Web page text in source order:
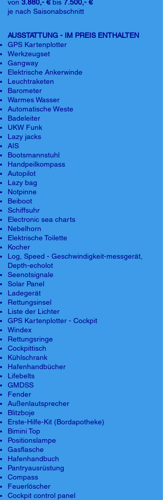
von 3.880,- € bis 7.500,- €
je nach Saisonabschnitt
AUSSTATTUNG - IM PREIS ENTHALTEN
GPS Kartenplotter
Werkzeugset
Gangway
Elektrische Ankerwinde
Leuchtraketen
Barometer
Warmes Wasser
Automatische Weste
Badeleiter
UKW Funk
Lazy jacks
AIS
Bootsmannstuhl
Handpeilkompass
Autopilot
Lazy bag
Notpinne
Beiboot
Schiffsuhr
Electronic sea charts
Nebelhorn
Elektrische Toilette
Kocher
Log, Speed - Geschwindigkeit-messgerät,
Depth-echolot
Seenotsignale
Solar Panel
Ladegerät
Rettungsinsel
Liste der Lichter
GPS Kartenplotter - Cockpit
Windex
Rettungsringe
Cockpittisch
Kühlschrank
Hafenhandbücher
Lifebelts
GMDSS
Fender
Außenlautsprecher
Blitzboje
Erste-Hilfe-Kit (Bordapotheke)
Bimini Top
Positionslampe
Gasflasche
Hafenhandbuch
Pantryausrüstung
Compass
Feuerlöscher
Cockpit control panel